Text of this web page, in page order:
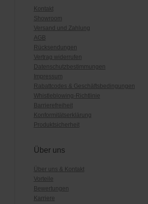
Kontakt
Showroom
Versand und Zahlung
AGB
Rücksendungen
Vertrag widerrufen
Datenschutzbestimmungen
Impressum
Rabattcodes & Geschäftsbedingungen
Whistleblowing-Richtlinie
Barrierefreiheit
Konformitätserklärung
Produktsicherheit
Über uns
Über uns & Kontakt
Vorteile
Bewertungen
Karriere